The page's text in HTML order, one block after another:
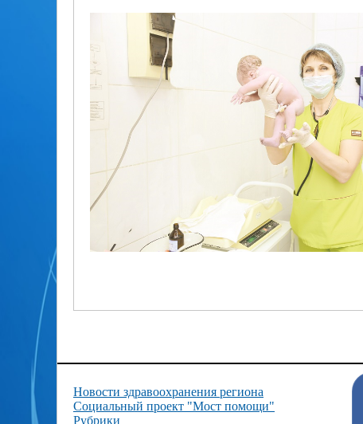
Новости здравоохранения региона
Социальный проект "Мост помощи"
Рубрики